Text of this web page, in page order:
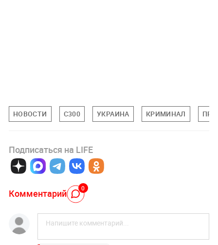
НОВОСТИ С300 УКРАИНА КРИМИНАЛ
Подписаться на LIFE
Комментарий 0